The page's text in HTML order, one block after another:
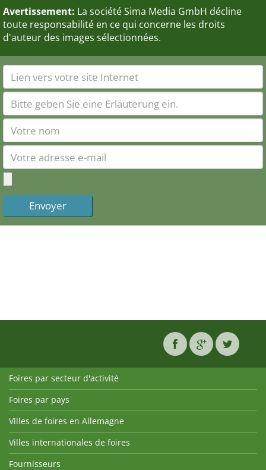
Avertissement: La société Sima Media GmbH décline
toute responsabilité en ce qui concerne les droits
d'auteur des images sélectionnées.
Foires par secteur d'activité
Foires par pays
Villes de foires en Allemagne
Villes internationales de foires
Fournisseurs